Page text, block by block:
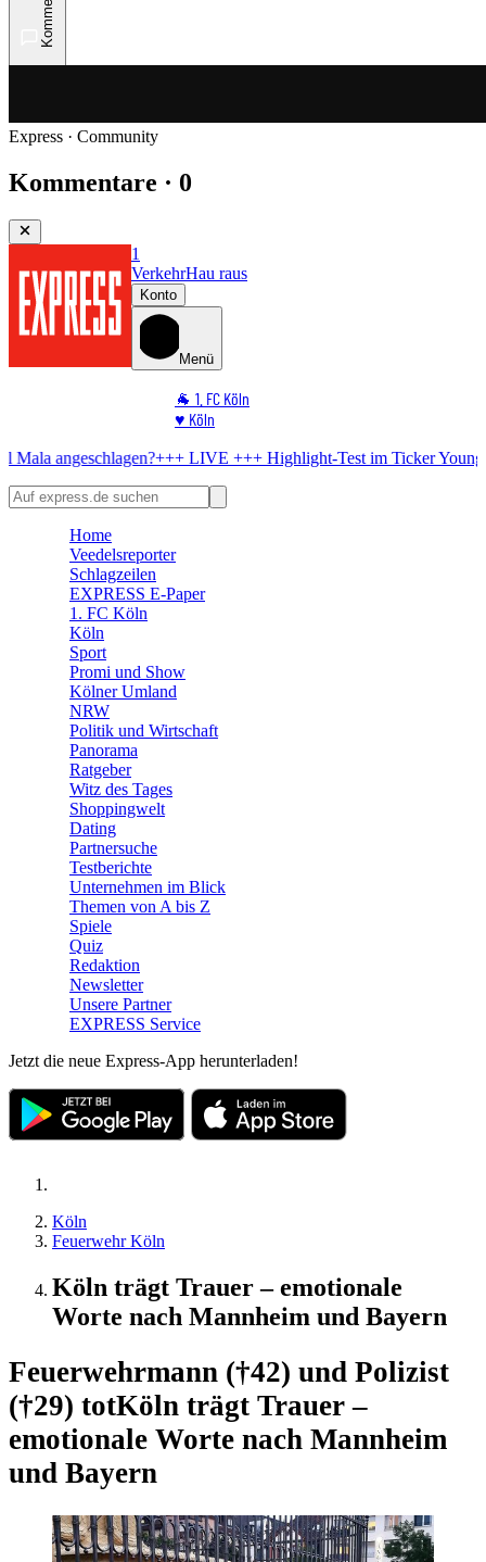
Express · Community
Kommentare · 0
1
VerkehrHau raus
Konto
Menü
🐐 1. FC Köln
♥️ Köln
🏆 Sport
+++ LIVE +++Highlight-Test im TickerYoungster bringt
Home
Veedelsreporter
Schlagzeilen
EXPRESS E-Paper
1. FC Köln
Köln
Sport
Promi und Show
Kölner Umland
NRW
Politik und Wirtschaft
Panorama
Ratgeber
Witz des Tages
Shoppingwelt
Dating
Partnersuche
Testberichte
Unternehmen im Blick
Themen von A bis Z
Spiele
Quiz
Redaktion
Newsletter
Unsere Partner
EXPRESS Service
Jetzt die neue Express-App herunterladen!
Köln
Feuerwehr Köln
Köln trägt Trauer – emotionale
Worte nach Mannheim und Bayern
Feuerwehrmann (†42) und Polizist
(†29) totKöln trägt Trauer –
emotionale Worte nach Mannheim
und Bayern